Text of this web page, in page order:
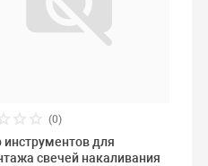
(0)
инструментов для
свечей накаливания